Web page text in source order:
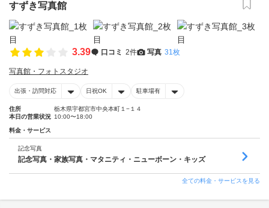
すずき写真館
3.39 口コミ 2件 写真 31枚
写真館・フォトスタジオ
出張・訪問対応 日祝OK 駐車場有
住所
栃木県宇都宮市中央本町１−１４
本日の営業状況 10:00〜18:00
料金・サービス
記念写真
記念写真・家族写真・マタニティ・ニューボーン・キッズ
全ての料金・サービスを見る